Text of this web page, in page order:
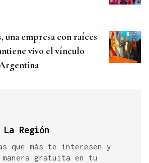
una empresa con raíces
vivo el vínculo
Región
que más te interesen y
gratuita en tu